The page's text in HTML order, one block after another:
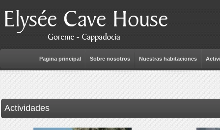
Pagina principal Sobre nosotros Nuestras habitaciones
Actividades